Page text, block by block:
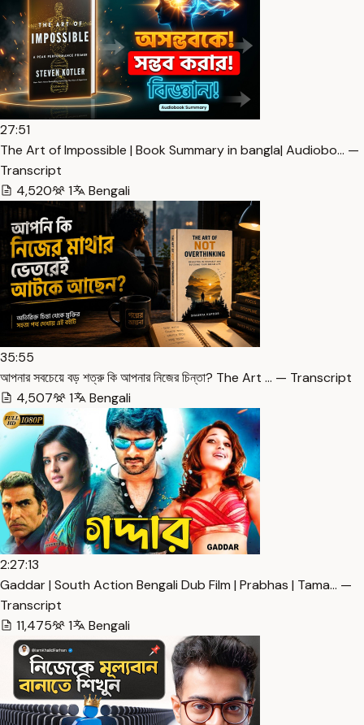
27:51
The Art of Impossible | Book Summary in bangla| Audiobo… —
Transcript
4,520
1 Bengali
35:55
আপনার সবচেয়ে বড় শত্রু কি আপনার নিজের চিন্তা? The Art … — Transcript
4,507
1 Bengali
2:27:13
Gaddar | South Action Bengali Dub Film | Prabhas | Tama… —
Transcript
11,475
1 Bengali